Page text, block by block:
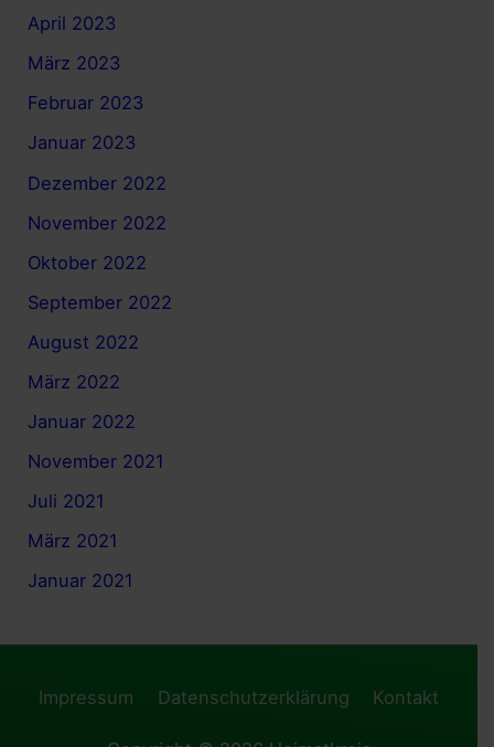
April 2023
März 2023
Februar 2023
Januar 2023
Dezember 2022
November 2022
Oktober 2022
September 2022
August 2022
März 2022
Januar 2022
November 2021
Juli 2021
März 2021
Januar 2021
Impressum Datenschutzerklärung Kontakt